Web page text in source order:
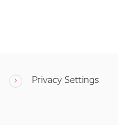
Privacy Settings